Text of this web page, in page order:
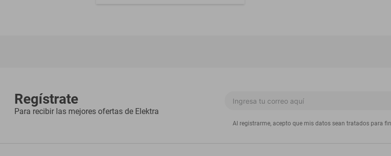
Regístrate
Para recibir las mejores ofertas de Elektra
Al registrarme, acepto que mis datos sean tratados para